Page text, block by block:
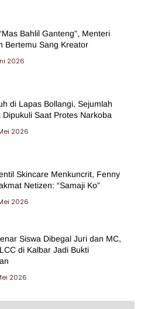
Bahlil Ganteng”, Menteri
Bertemu Sang Kreator
2026
di Lapas Bollangi, Sejumlah
Dipukuli Saat Protes Narkoba
2026
Skincare Menkuncrit, Fenny
Netizen: “Samaji Ko”
2026
Siswa Dibegal Juri dan MC,
di Kalbar Jadi Bukti
2026